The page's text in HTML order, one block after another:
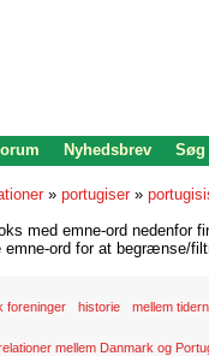
Nyhedsbrev Søg
» portugiser »
med emne-ord nedenfor
emne-ord for at begrænse/
foreninger historie mellem
mellem Danmark og